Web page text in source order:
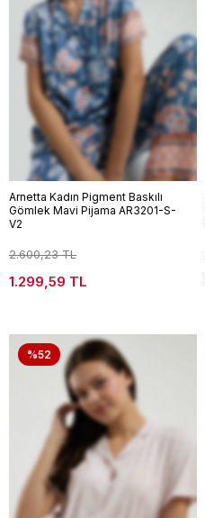
Arnetta Kadın Pigment Baskılı
Gömlek Mavi Pijama AR3201-S-
V2
2.600,23 TL
1.299,59 TL
%52